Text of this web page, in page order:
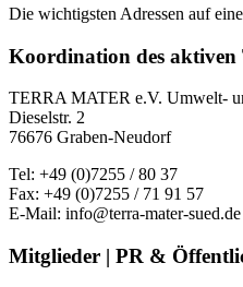
Die wichtigsten Adressen auf
Koordination des aktiven
TERRA MATER e.V. Umwelt-
Dieselstr. 2
76676 Graben-Neudorf
Tel: +49 (0)7255 / 80 37
Fax: +49 (0)7255 / 71 91 57
E-Mail: info@terra-mater-sued.de
Mitglieder | PR &